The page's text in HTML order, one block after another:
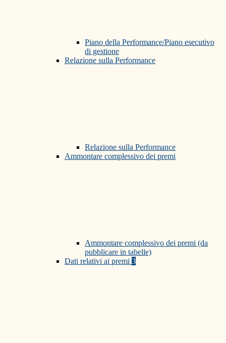
Piano della Performance/Piano esecutivo
di gestione
Relazione sulla Performance
Relazione sulla Performance
Ammontare complessivo dei premi
Ammontare complessivo dei premi (da
pubblicare in tabelle)
Dati relativi ai premi 3